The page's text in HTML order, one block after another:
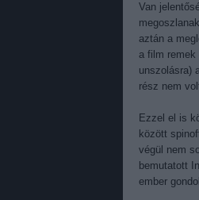
Van
aztán a
a film remek
unszolásra)
rész nem
Ezzel el is
között
végül nem
bemutatott
ember